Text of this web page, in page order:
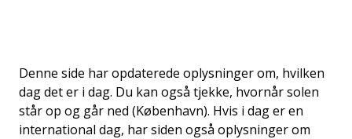
Denne side har opdaterede oplysninger om, hvilken
dag det er i dag. Du kan også tjekke, hvornår solen
står op og går ned (København). Hvis i dag er en
international dag, har siden også oplysninger om